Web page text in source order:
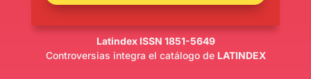
Latindex ISSN 1851-5649
Controversias integra el catálogo de LATINDEX